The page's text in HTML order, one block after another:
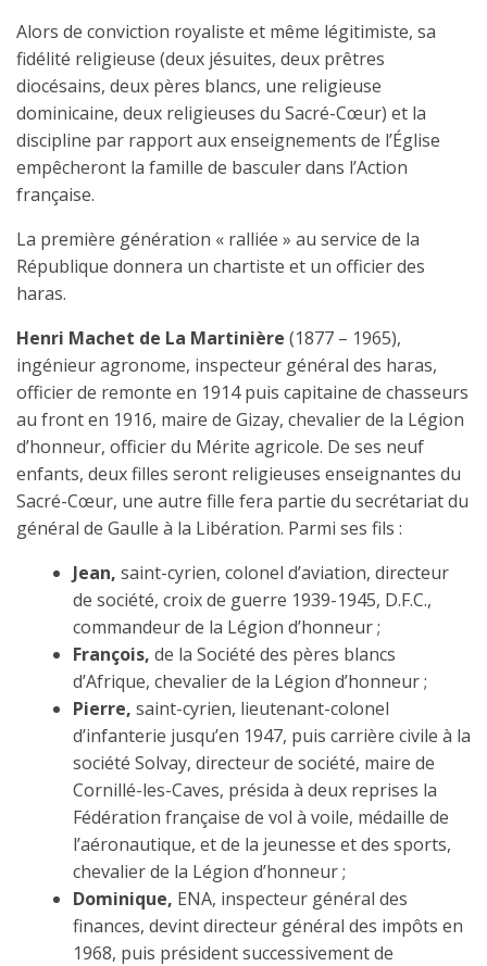
Alors de conviction royaliste et même légitimiste, sa
fidélité religieuse (deux jésuites, deux prêtres
diocésains, deux pères blancs, une religieuse
dominicaine, deux religieuses du Sacré-Cœur) et la
discipline par rapport aux enseignements de l’Église
empêcheront la famille de basculer dans l’Action
française.
La première génération « ralliée » au service de la
République donnera un chartiste et un officier des
haras.
Henri Machet de La Martinière (1877 – 1965),
ingénieur agronome, inspecteur général des haras,
officier de remonte en 1914 puis capitaine de chasseurs
au front en 1916, maire de Gizay, chevalier de la Légion
d’honneur, officier du Mérite agricole. De ses neuf
enfants, deux filles seront religieuses enseignantes du
Sacré-Cœur, une autre fille fera partie du secrétariat du
général de Gaulle à la Libération. Parmi ses fils :
Jean, saint-cyrien, colonel d’aviation, directeur
de société, croix de guerre 1939-1945, D.F.C.,
commandeur de la Légion d’honneur ;
François, de la Société des pères blancs
d’Afrique, chevalier de la Légion d’honneur ;
Pierre, saint-cyrien, lieutenant-colonel
d’infanterie jusqu’en 1947, puis carrière civile à la
société Solvay, directeur de société, maire de
Cornillé-les-Caves, présida à deux reprises la
Fédération française de vol à voile, médaille de
l’aéronautique, et de la jeunesse et des sports,
chevalier de la Légion d’honneur ;
Dominique, ENA, inspecteur général des
finances, devint directeur général des impôts en
1968, puis président successivement de